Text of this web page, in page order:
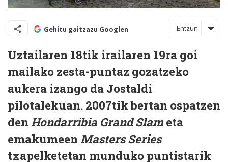
Gehitu gaitzazu Googlen Entzun
Uztailaren 18tik irailaren 19ra goi
mailako zesta-puntaz gozatzeko
aukera izango da Jostaldi
pilotalekuan. 2007tik bertan ospatzen
den Hondarribia Grand Slam eta
emakumeen Masters Series
txapelketetan munduko puntistarik